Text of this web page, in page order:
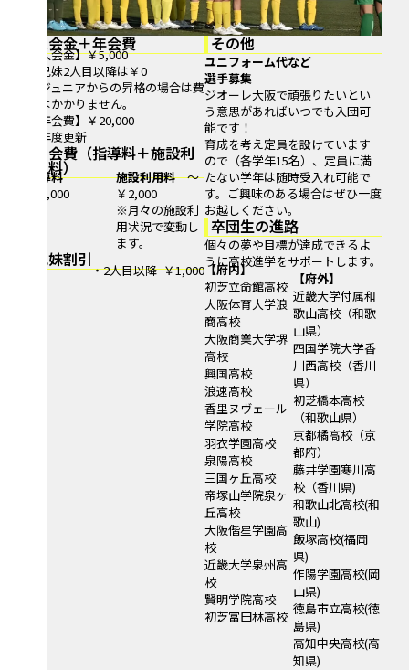
入会金＋年会費
【入会金】￥5,000
※兄妹2人目以降は￥0
※ジュニアからの昇格の場合は費
用はかかりません。
【年会費】￥20,000
※年度更新
月会費（指導料＋施設利
用料）
指導料
¥10,000
施設利用料～
￥2,000
※月々の施設利
用状況で変動し
ます。
兄妹割引
・2人目以降−￥1,000
その他
ユニフォーム代など
選手募集
ジオーレ大阪で頑張りたいとい
う意思があればいつでも入団可
能です！
育成を考え定員を設けています
ので（各学年15名）、定員に満
たない学年は随時受入れ可能で
す。ご興味のある場合はぜひ一度
お越しください。
卒団生の進路
個々の夢や目標が達成できるよ
うに高校進学をサポートします。
【府内】
初芝立命館高校
大阪体育大学浪
商高校
大阪商業大学堺
高校
興国高校
浪速高校
香里ヌヴェール
学院高校
羽衣学園高校
泉陽高校
三国ヶ丘高校
帝塚山学院泉ヶ
丘高校
大阪偕星学園高
校
近畿大学泉州高
校
賢明学院高校
初芝富田林高校
【府外】
近畿大学付属和
歌山高校（和歌
山県）
四国学院大学香
川西高校（香川
県）
初芝橋本高校
（和歌山県）
京都橘高校（京
都府）
藤井学園寒川高
校（香川県)
和歌山北高校(和
歌山)
飯塚高校(福岡
県)
作陽学園高校(岡
山県)
徳島市立高校(徳
島県)
高知中央高校(高
知県)